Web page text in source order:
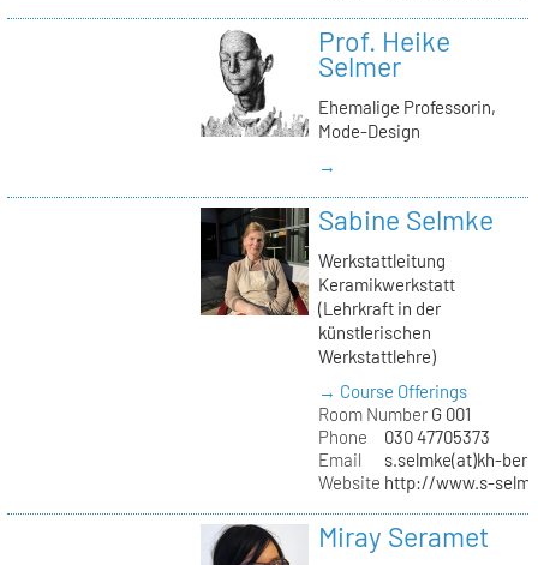
Prof. Heike
Selmer
Ehemalige Professorin,
Mode-Design
→
Sabine Selmke
Werkstattleitung
Keramikwerkstatt
(Lehrkraft in der
künstlerischen
Werkstattlehre)
→ Course Offerings
Room NumberG 001
Phone
030 47705373
Email
s.selmke(at)kh-
Website http://www.s-
Miray Seramet